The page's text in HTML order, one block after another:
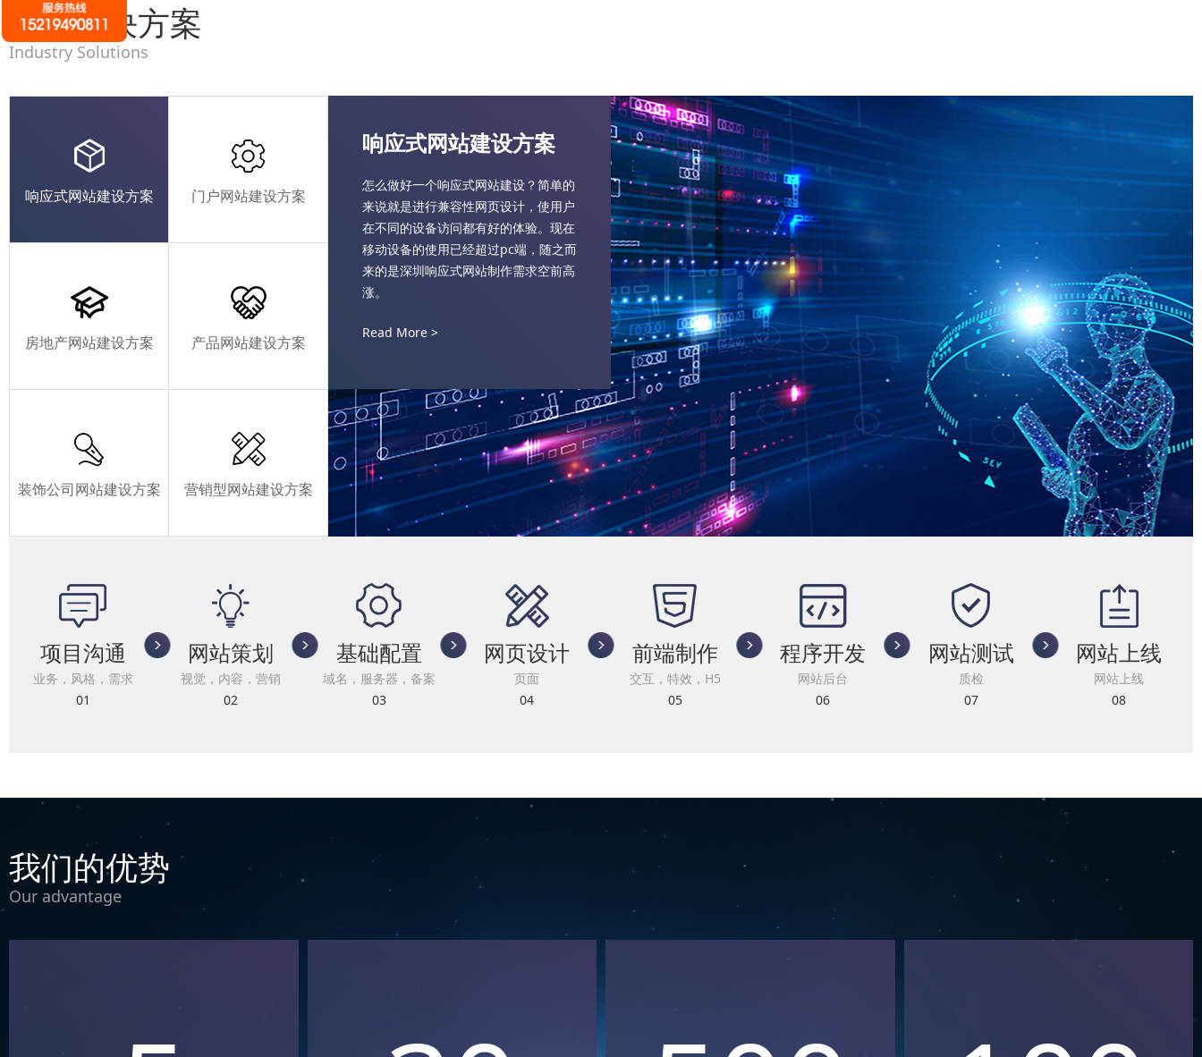
行业解决方案
Industry Solutions
响应式网站建设方案 门户网站建设方案
房地产网站建设方案 产品网站建设方案
装饰公司网站建设方案 营销型网站建设方案
响应式网站建设方案
怎么做好一个响应式网站建设？简单的
来说就是进行兼容性网页设计，使用户
在不同的设备访问都有好的体验。现在
移动设备的使用已经超过pc端，随之而
来的是深圳响应式网站制作需求空前高
涨。
Read More >
项目沟通
业务，风格，需求
01
网站策划
视觉，内容，营销
02
基础配置
域名，服务器，备案
03
网页设计
页面
04
前端制作
交互，特效，H5
05
程序开发
网站后台
06
网站测试
质检
07
网站上线
网站上线
08
我们的优势
Our advantage